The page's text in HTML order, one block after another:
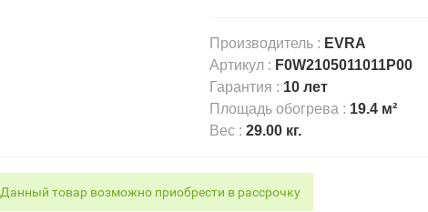
Производитель : EVRA
Артикул : F0W2105011011P00
Гарантия : 10 лет
Площадь обогрева : 19.4 м²
Вес : 29.00 кг.
Данный товар возможно приобрести в рассрочку